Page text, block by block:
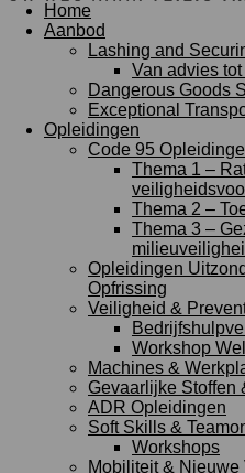
Home
Aanbod
Lashing and
Van advies
Dangerous Goods
Exceptional
Opleidingen
Code 95
Thema 1 –
Thema 2 –
Thema 3 –
Opleidingen
Opfrissing
Veiligheid &
Workshop
Machines &
Gevaarlijke Stoffen
ADR Opleidingen
Soft Skills &
Workshops
Mobiliteit & Nieuwe